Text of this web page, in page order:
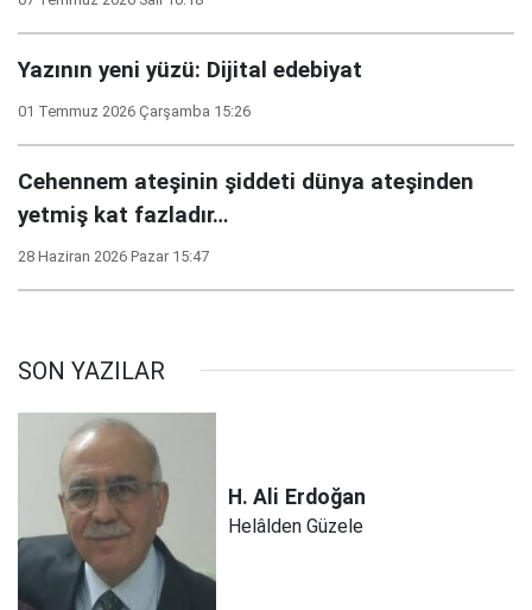
Yazının yeni yüzü: Dijital edebiyat
01 Temmuz 2026 Çarşamba 15:26
Cehennem ateşinin şiddeti dünya ateşinden
yetmiş kat fazladır…
28 Haziran 2026 Pazar 15:47
SON YAZILAR
H. Ali Erdoğan
Helâlden Güzele